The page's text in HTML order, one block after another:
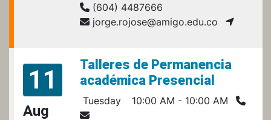
(604) 4487666
jorge.rojose@amigo.edu.co
11
Aug
Talleres de Permanencia
académica Presencial
Tuesday 10:00 AM - 10:00 AM